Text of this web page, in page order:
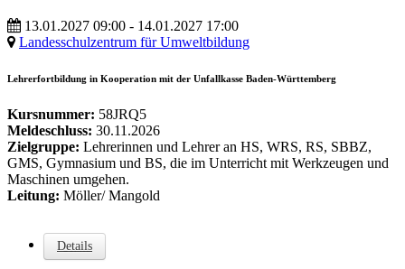
13.01.2027 09:00 - 14.01.2027 17:00
Landesschulzentrum für Umweltbildung
Lehrerfortbildung in Kooperation mit der Unfallkasse Baden-Württemberg
Kursnummer: 58JRQ5
Meldeschluss: 30.11.2026
Zielgruppe: Lehrerinnen und Lehrer an HS, WRS, RS, SBBZ,
GMS, Gymnasium und BS, die im Unterricht mit Werkzeugen und
Maschinen umgehen.
Leitung: Möller/ Mangold
Details